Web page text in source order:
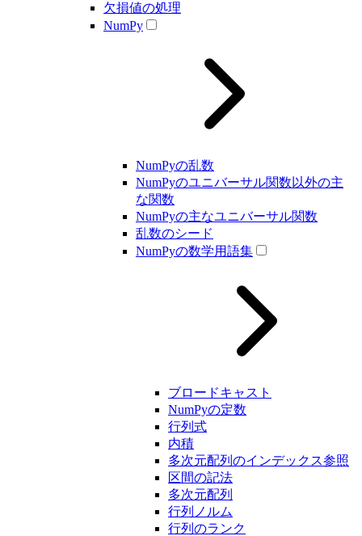
欠損値の処理
NumPy
NumPyの乱数
NumPyのユニバーサル関数以外の主
な関数
NumPyの主なユニバーサル関数
乱数のシード
NumPyの数学用語集
ブロードキャスト
NumPyの定数
行列式
内積
多次元配列のインデックス参照
区間の記法
多次元配列
行列ノルム
行列のランク